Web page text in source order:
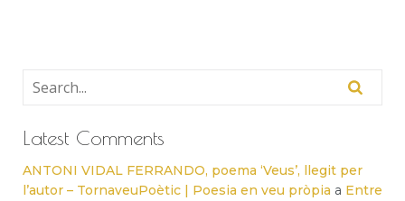
Latest Comments
ANTONI VIDAL FERRANDO, poema ‘Veus’, llegit per
l’autor – TornaveuPoètic | Poesia en veu pròpia a Entre